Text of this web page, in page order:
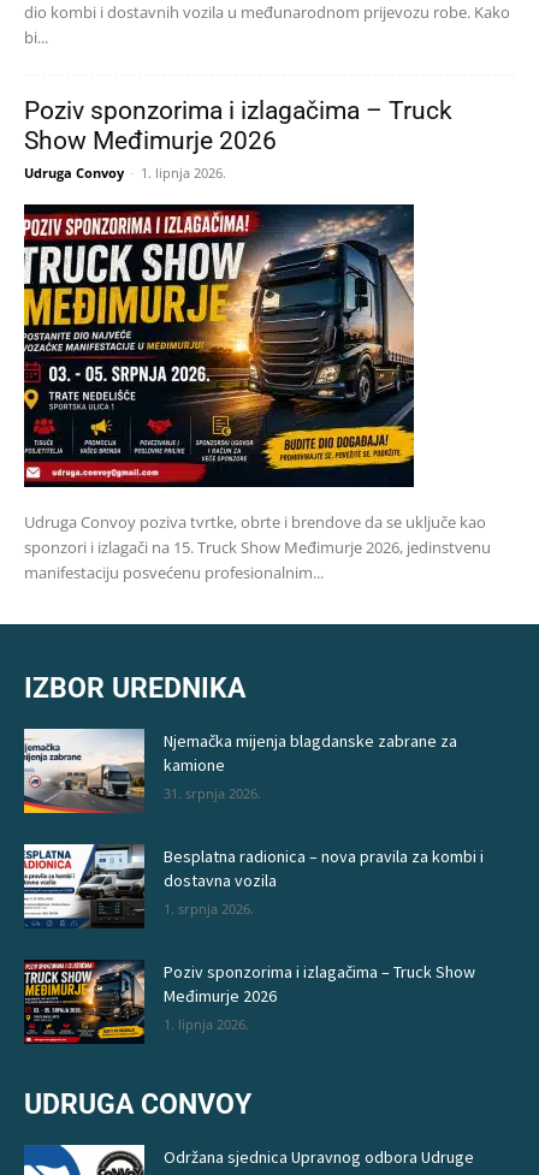
dio kombi i dostavnih vozila u međunarodnom prijevozu robe. Kako
bi...
Poziv sponzorima i izlagačima – Truck
Show Međimurje 2026
Udruga Convoy - 1. lipnja 2026.
Udruga Convoy poziva tvrtke, obrte i brendove da se uključe kao
sponzori i izlagači na 15. Truck Show Međimurje 2026, jedinstvenu
manifestaciju posvećenu profesionalnim...
IZBOR UREDNIKA
Njemačka mijenja blagdanske zabrane za
kamione
31. srpnja 2026.
Besplatna radionica – nova pravila za kombi i
dostavna vozila
1. srpnja 2026.
Poziv sponzorima i izlagačima – Truck Show
Međimurje 2026
1. lipnja 2026.
UDRUGA CONVOY
Održana sjednica Upravnog odbora Udruge